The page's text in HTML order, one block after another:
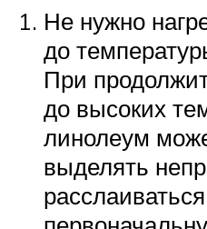
Не нужно
до
При
до высоких
линолеум
выделять